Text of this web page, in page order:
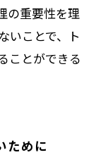
の重要性を理
いことで、ト
ことができる
ために